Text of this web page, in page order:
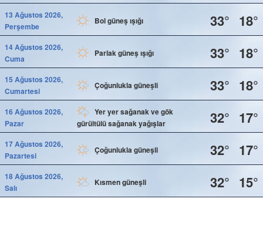
13 Ağustos 2026,
Perşembe
Bol güneş ışığı 33° 18°
14 Ağustos 2026,
Cuma
Parlak güneş ışığı 33° 18°
15 Ağustos 2026,
Cumartesi
Çoğunlukla güneşli 33° 18°
16 Ağustos 2026,
Pazar
Yer yer sağanak ve gök
gürültülü sağanak yağışlar
32° 17°
17 Ağustos 2026,
Pazartesi
Çoğunlukla güneşli 32° 17°
18 Ağustos 2026,
Salı
Kısmen güneşli 32° 15°